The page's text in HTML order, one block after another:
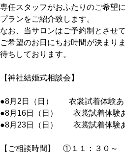
専任スタッフがおふたりのご希望
プランをご紹介致します。
なお、当サロンはご予約制とさせ
ご希望のお日にちお時間が決まり
待ちしております。
【神社結婚式相談会】
●8月2日（日） 衣裳試着体
●8月16日（日） 衣裳試着体験
●8月23日（日） 衣裳試着体験
【ご相談時間】 ①１１：３